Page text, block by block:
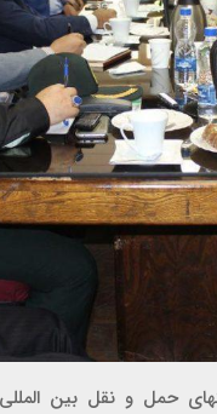
و نقل بین المللی